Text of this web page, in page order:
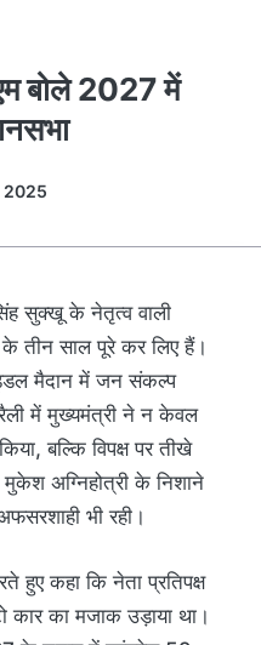
बोले 2027 में
2025
सुक्खू के नेतृत्व वाली
तीन साल पूरे कर लिए हैं।
मैदान में जन संकल्प
में मुख्यमंत्री ने न केवल
बल्कि विपक्ष पर तीखे
अग्निहोत्री के निशाने
भी रही।
कहा कि नेता प्रतिपक्ष
का मजाक उड़ाया था।